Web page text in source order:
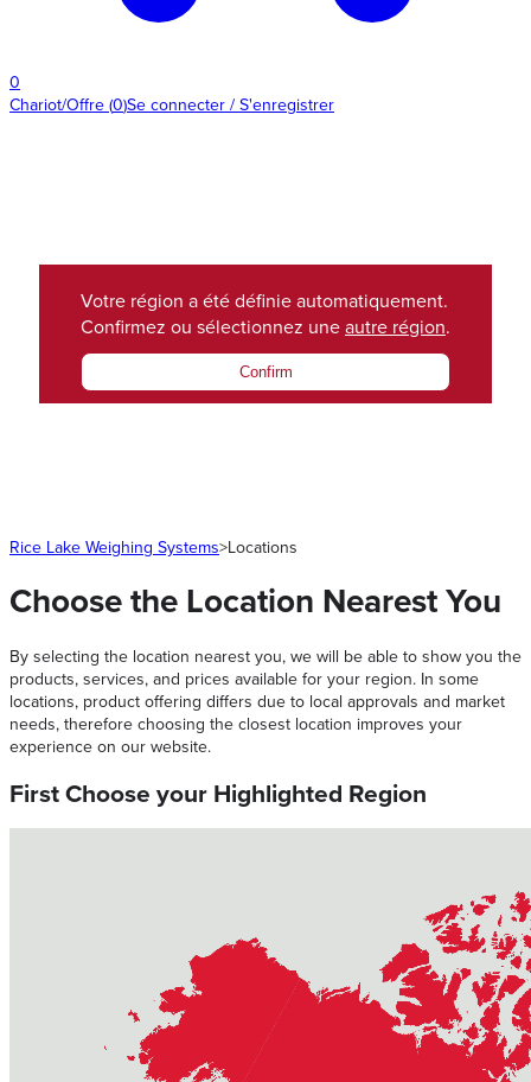
0
Chariot/Offre (0)Se connecter / S'enregistrer
Votre région a été définie automatiquement.
Confirmez ou sélectionnez une autre région.
Confirm
Rice Lake Weighing Systems>Locations
Choose the Location Nearest You
By selecting the location nearest you, we will be able to show you the
products, services, and prices available for your region. In some
locations, product offering differs due to local approvals and market
needs, therefore choosing the closest location improves your
experience on our website.
First Choose your Highlighted Region